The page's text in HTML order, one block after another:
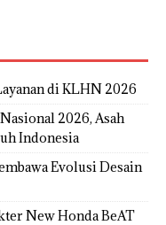
di KLHN 2026
2026, Asah
Indonesia
Evolusi Desain
New Honda BeAT